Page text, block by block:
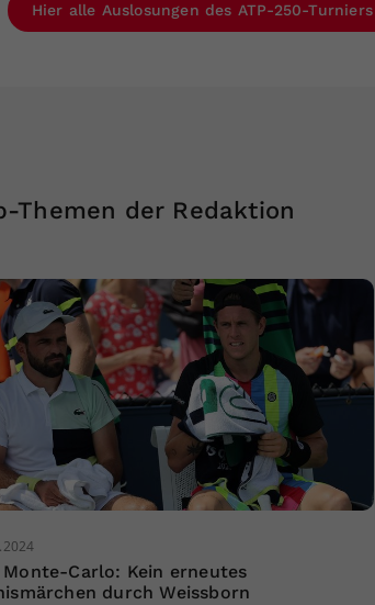
Hier alle Auslosungen des ATP-250-
Themen der Redaktion
Monte-Carlo: Kein erneutes
durch Weissborn